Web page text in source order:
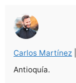
Carlos Martínez
Antioquía.